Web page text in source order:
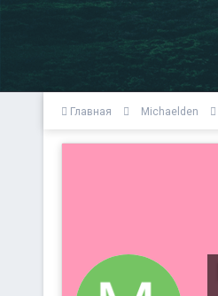
Главная Michaelden